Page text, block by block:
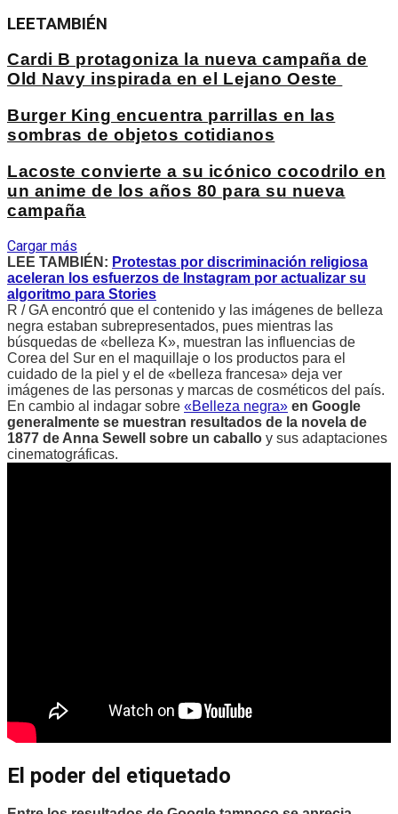
LEETAMBIÉN
Cardi B protagoniza la nueva campaña de
Old Navy inspirada en el Lejano Oeste
Burger King encuentra parrillas en las
sombras de objetos cotidianos
Lacoste convierte a su icónico cocodrilo en
un anime de los años 80 para su nueva
campaña
Cargar más
LEE TAMBIÉN: Protestas por discriminación religiosa
aceleran los esfuerzos de Instagram por actualizar su
algoritmo para Stories
R / GA encontró que el contenido y las imágenes de belleza
negra estaban subrepresentados, pues mientras las
búsquedas de «belleza K», muestran las influencias de
Corea del Sur en el maquillaje o los productos para el
cuidado de la piel y el de «belleza francesa» deja ver
imágenes de las personas y marcas de cosméticos del país.
En cambio al indagar sobre «Belleza negra» en Google
generalmente se muestran resultados de la novela de
1877 de Anna Sewell sobre un caballo y sus adaptaciones
cinematográficas.
El poder del etiquetado